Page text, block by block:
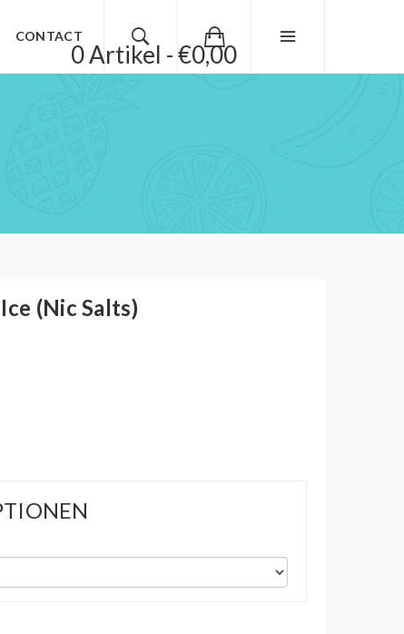
0 Artikel - €0,00
CONTACT
(Nic Salts)